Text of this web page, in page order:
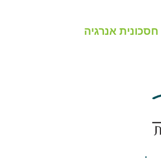
אנרגיה